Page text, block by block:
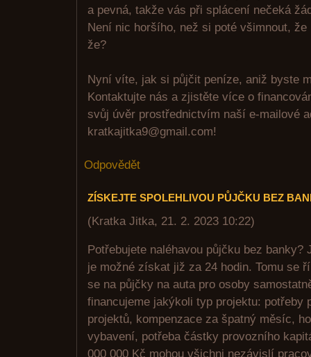
a pevná, takže vás při splácení nečeká
Není nic horšího, než si poté všimnout,
že?
Nyní víte, jak si půjčit peníze, aniž byste
Kontaktujte nás a zjistěte více o
svůj úvěr prostřednictvím naší e-mailové
kratkajitka9@gmail.com!
Odpovědět
ZÍSKEJTE SPOLEHLIVOU PŮJČKU BEZ
(Kratka Jitka, 21. 2. 2023 10:22)
Potřebujete naléhavou půjčku bez
je možné získat již za 24 hodin. Tomu se
se na půjčky na auta pro osoby
financujeme jakýkoli typ projektu: potřeby
projektů, kompenzace za špatný měsíc,
vybavení, potřeba částky provozního
000 000 Kč mohou všichni nezávislí